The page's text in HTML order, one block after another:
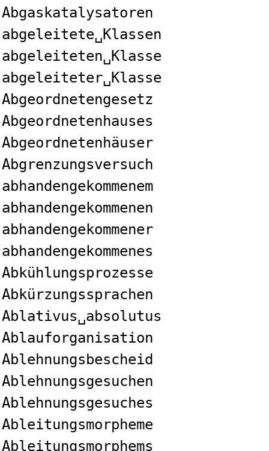
Abgaskatalysatoren
abgeleitete␣Klassen
abgeleiteten␣Klasse
abgeleiteter␣Klasse
Abgeordnetengesetz
Abgeordnetenhauses
Abgeordnetenhäuser
Abgrenzungsversuch
abhandengekommenem
abhandengekommenen
abhandengekommener
abhandengekommenes
Abkühlungsprozesse
Abkürzungssprachen
Ablativus␣absolutus
Ablauforganisation
Ablehnungsbescheid
Ablehnungsgesuchen
Ablehnungsgesuches
Ableitungsmorpheme
Ableitungsmorphems